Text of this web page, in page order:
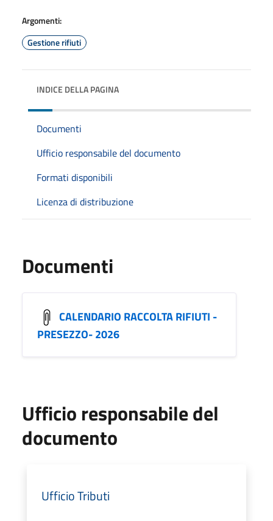
Argomenti:
Gestione rifiuti
INDICE DELLA PAGINA
Documenti
Ufficio responsabile del documento
Formati disponibili
Licenza di distribuzione
Documenti
CALENDARIO RACCOLTA RIFIUTI -
PRESEZZO- 2026
Ufficio responsabile del
documento
Ufficio Tributi